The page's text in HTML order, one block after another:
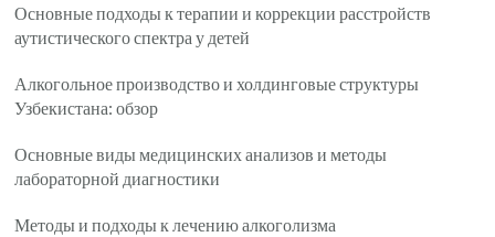
Основные подходы к терапии и коррекции расстройств
аутистического спектра у детей
Алкогольное производство и холдинговые структуры
Узбекистана: обзор
Основные виды медицинских анализов и методы
лабораторной диагностики
Методы и подходы к лечению алкоголизма